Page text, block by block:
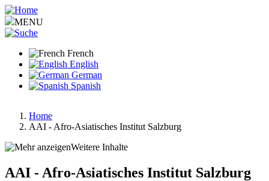
Aller
au
contenu
MENU
French
English
German
Spanish
Fil
d'Ariane
Home
AAI - Afro-Asiatisches Institut Salzburg
Weitere Inhalte
AAI - Afro-Asiatisches Institut Salzburg